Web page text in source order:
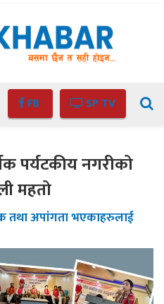
FB SP TV
पर्यटकीय नगरीको
महतो
तथा अपांगता भएकाहरुलाई